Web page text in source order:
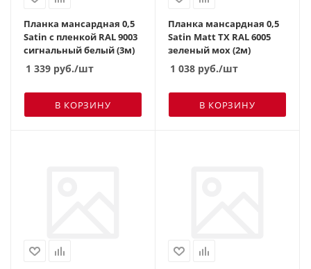
Планка мансардная 0,5
Satin с пленкой RAL 9003
сигнальный белый (3м)
1 339 руб./шт
В КОРЗИНУ
Планка мансардная 0,5
Satin Matt TX RAL 6005
зеленый мох (2м)
1 038 руб./шт
В КОРЗИНУ